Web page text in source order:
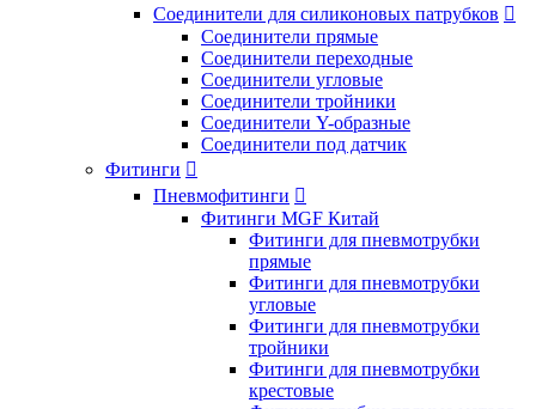
Соединители для силиконовых патрубков 
Соединители прямые
Соединители переходные
Соединители угловые
Соединители тройники
Соединители Y-образные
Соединители под датчик
Фитинги 
Пневмофитинги 
Фитинги MGF Китай
Фитинги для пневмотрубки
прямые
Фитинги для пневмотрубки
угловые
Фитинги для пневмотрубки
тройники
Фитинги для пневмотрубки
крестовые